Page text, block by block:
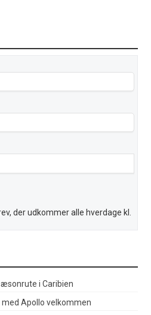
der udkommer alle hverdage kl.
i Caribien
Apollo velkommen